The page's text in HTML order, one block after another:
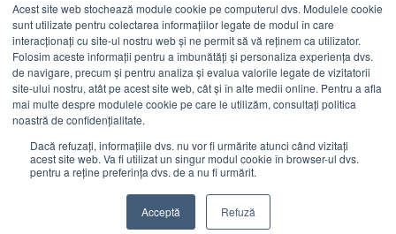
Acest site web stochează module cookie pe computerul dvs. Modulele cookie
sunt utilizate pentru colectarea informațiilor legate de modul în care
interacționați cu site-ul nostru web și ne permit să vă reținem ca utilizator.
Folosim aceste informații pentru a îmbunătăți și personaliza experiența dvs.
de navigare, precum și pentru analiza și evalua valorile legate de vizitatorii
site-ului nostru, atât pe acest site web, cât și în alte medii online. Pentru a afla
mai multe despre modulele cookie pe care le utilizăm, consultați politica
noastră de confidențialitate.
Dacă refuzați, informațiile dvs. nu vor fi urmărite atunci când vizitați
acest site web. Va fi utilizat un singur modul cookie în browser-ul dvs.
pentru a reține preferința dvs. de a nu fi urmărit.
Acceptă Refuză
DATE COMERCIALE
ESTICO S.R.L.
CIF: RO1094402.
Reg.Com: J08/469/1991.
Visa MasterCard
Cash
On
Stripe